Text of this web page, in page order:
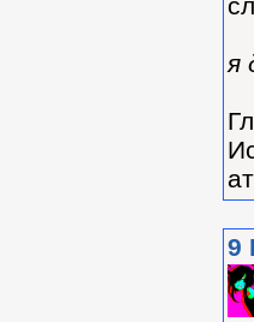
я
9